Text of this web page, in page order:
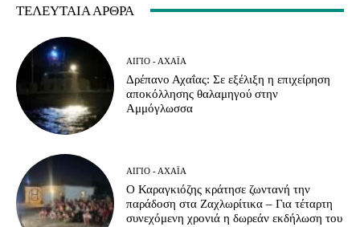
ΤΕΛΕΥΤΑΊΑ ΆΡΘΡΑ
ΑΊΓΙΟ - ΑΧΑΪ́Α
Δρέπανο Αχαΐας: Σε εξέλιξη η επιχείρηση
αποκόλλησης θαλαμηγού στην
Αμμόγλωσσα
ΑΊΓΙΟ - ΑΧΑΪ́Α
Ο Καραγκιόζης κράτησε ζωντανή την
παράδοση στα Ζαχλωρίτικα – Για τέταρτη
συνεχόμενη χρονιά η δωρεάν εκδήλωση του